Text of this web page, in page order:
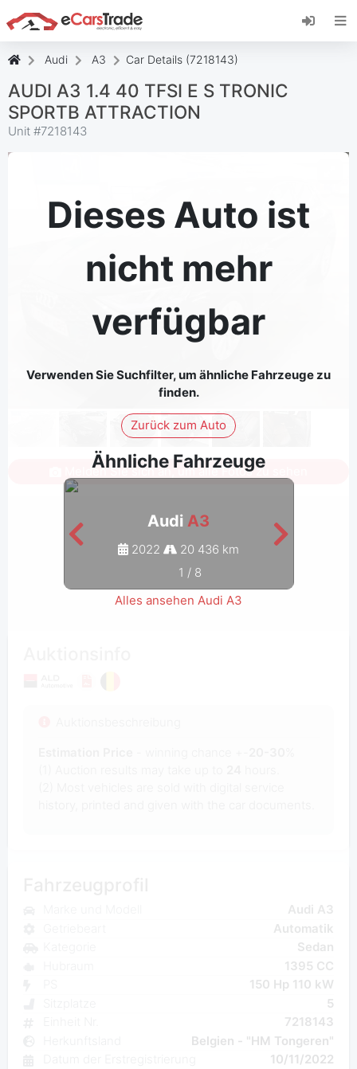
Installieren Sie die eCarsTrade-App, fügen Sie
sie zu Ihrem Startbildschirm hinzu und erhalten
Audi A3 Car Details (7218143)
AUDI A3 1.4 40 TFSI E S TRONIC
SPORTB ATTRACTION
Unit #7218143
Dieses Auto ist
nicht mehr
verfügbar
Verwenden Sie Suchfilter, um ähnliche Fahrzeuge zu
finden.
Zurück zum Auto
Ähnliche Fahrzeuge
Audi A3
2022
20 436 km
1 / 8
Alles ansehen Audi A3
Melden Sie sich an, um alle Fotos zu sehen
Audi A3
Automatik
Sedan
1395 CC
150 Hp 110 kW
5
7218143
Belgien - "HM Tongeren"
10/11/2022